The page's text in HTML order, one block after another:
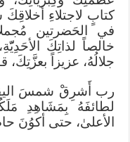
كتابٍ لاجتلاءِ
في الحَضرتين
خالصاً لذاتِكَ
جلالُهُ، عزيزاً بعزَّتِكَ،
رب أَشرِقْ شمسَ
لطائفَهُ بِمَشَاهِدِ
الأعلىٰ، حتى أكوُنَ